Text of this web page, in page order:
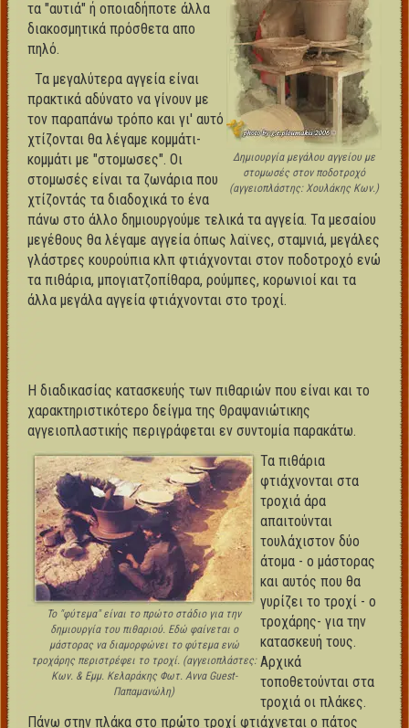
Δημιουργία μεγάλου αγγείου με
στομωσές στον ποδοτροχό
(αγγειοπλάστης: Χουλάκης Κων.)
τα "αυτιά" ή οποιαδήποτε άλλα
διακοσμητικά πρόσθετα απο
πηλό.
Τα μεγαλύτερα αγγεία είναι
πρακτικά αδύνατο να γίνουν με
τον παραπάνω τρόπο και γι' αυτό
χτίζονται θα λέγαμε κομμάτι-
κομμάτι με "στομωσες". Οι
στομωσές είναι τα ζωνάρια που
χτίζοντάς τα διαδοχικά το ένα
πάνω στο άλλο δημιουργούμε τελικά τα αγγεία. Τα μεσαίου
μεγέθους θα λέγαμε αγγεία όπως λαϊνες, σταμνιά, μεγάλες
γλάστρες κουρούπια κλπ φτιάχνονται στον ποδοτροχό ενώ
τα πιθάρια, μπογιατζοπίθαρα, ρούμπες, κορωνιοί και τα
άλλα μεγάλα αγγεία φτιάχνονται στο τροχί.
Η διαδικασίας κατασκευής των πιθαριών που είναι και το
χαρακτηριστικότερο δείγμα της Θραψανιώτικης
αγγειοπλαστικής περιγράφεται εν συντομία παρακάτω.
Το "φύτεμα" είναι το πρώτο στάδιο για την
δημιουργία του πιθαριού. Εδώ φαίνεται ο
μάστορας να διαμορφώνει το φύτεμα ενώ
τροχάρης περιστρέφει το τροχί. (αγγειοπλάστες:
Κων. & Εμμ. Κελαράκης Φωτ. Αννα Guest-
Παπαμανώλη)
Τα πιθάρια
φτιάχνονται στα
τροχιά άρα
απαιτούνται
τουλάχιστον δύο
άτομα - ο μάστορας
και αυτός που θα
γυρίζει το τροχί - ο
τροχάρης- για την
κατασκευή τους.
Αρχικά
τοποθετούνται στα
τροχιά οι πλάκες.
Πάνω στην πλάκα στο πρώτο τροχί φτιάχνεται ο πάτος